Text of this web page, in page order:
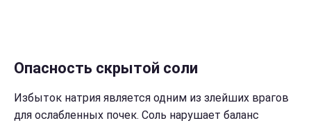
Опасность скрытой соли
Избыток натрия является одним из злейших врагов
для ослабленных почек. Соль нарушает баланс